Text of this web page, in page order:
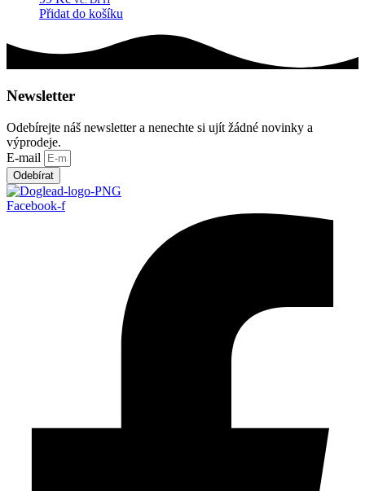
Přidat do košíku
Newsletter
Odebírejte náš newsletter a nenechte si ujít žádné novinky a
výprodeje.
E-mail
Odebírat
Facebook-f